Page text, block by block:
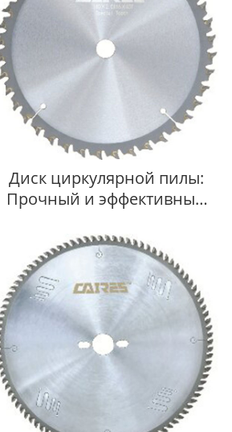
Диск циркулярной пилы:
Прочный и эффективный